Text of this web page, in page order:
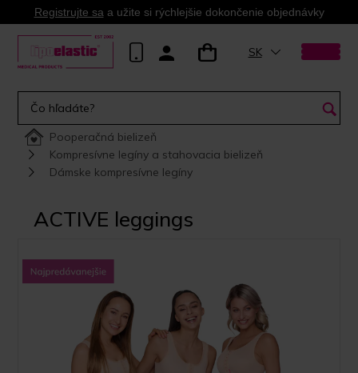
Registrujte sa a užite si rýchlejšie dokončenie objednávky
SK
Pooperačná bielizeň
Kompresívne legíny a stahovacia bielizeň
Dámske kompresívne legíny
ACTIVE leggings